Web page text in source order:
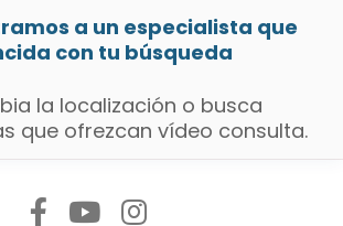
a un especialista que
con tu búsqueda
la localización o busca
que ofrezcan vídeo consulta.